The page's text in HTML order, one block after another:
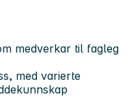
medverkar til fagleg
med varierte